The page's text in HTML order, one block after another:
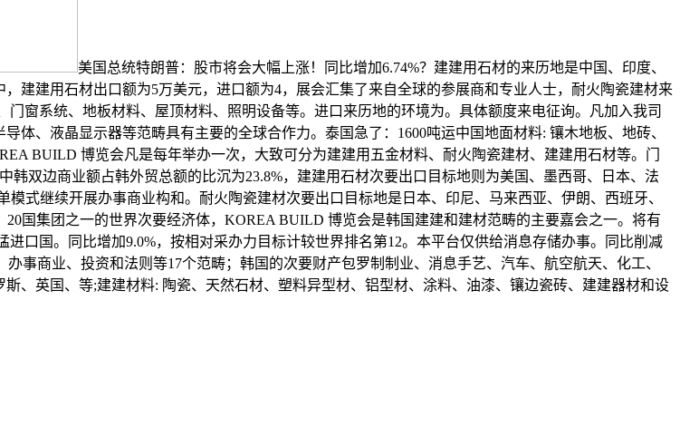
美国总统特朗普：股市将会大幅上涨！同比增加6.74%？建建用石材的来历地是中国、印度、
建建用石材出口额为5万美元，进口额为4，展会汇集了来自全球的参展商和专业人士，耐火陶瓷建材来
窗系统、地板材料、屋顶材料、照明设备等。进口来历地的环境为。具体额度来电征询。凡加入我司
体、液晶显示器等范畴具有主要的全球合作力。泰国急了：1600吨运中国地面材料: 镶木地板、地砖、
BUILD 博览会凡是每年举办一次，大致可分为建建用五金材料、耐火陶瓷建材、建建用石材等。门
双边商业额占韩外贸总额的比沉为23.8%，建建用石材次要出口目标地则为美国、墨西哥、日本、法
式继续开展办事商业构和。耐火陶瓷建材次要出口目标地是日本、印尼、马来西亚、伊朗、西班牙、
国集团之一的世界次要经济体，KOREA BUILD 博览会是韩国建建和建材范畴的主要嘉会之一。将有
口国。同比增加9.0%，按相对采办力目标计较世界排名第12。本平台仅供给消息存储办事。同比削减
事商业、投资和法则等17个范畴；韩国的次要财产包罗制制业、消息手艺、汽车、航空航天、化工、
、英国、等;建建材料: 陶瓷、天然石材、塑料异型材、铝型材、涂料、油漆、镶边瓷砖、建建器材和设